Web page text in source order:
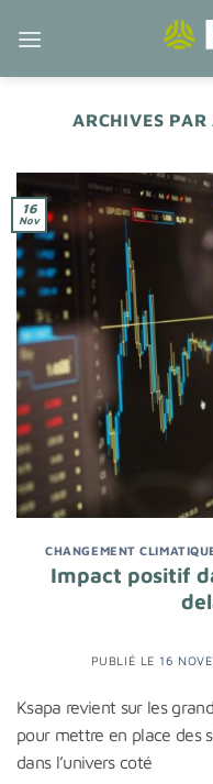
ARCHIVES
16
Nov
CHANGEMENT
Impact positif
PUBLIÉ LE 16
Ksapa revient sur les
pour mettre en place des
dans l’univers coté